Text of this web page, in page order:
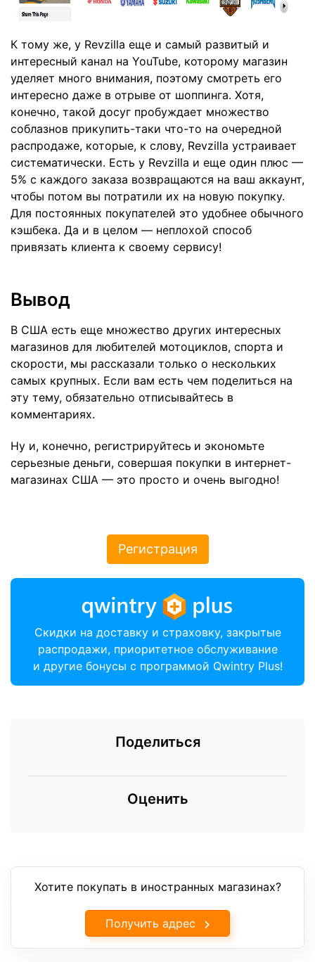
К тому же, у Revzilla еще и самый развитый и
интересный канал на YouTube, которому магазин
уделяет много внимания, поэтому смотреть его
интересно даже в отрыве от шоппинга. Хотя,
конечно, такой досуг пробуждает множество
соблазнов прикупить-таки что-то на очередной
распродаже, которые, к слову, Revzilla устраивает
систематически. Есть у Revzilla и еще один плюс —
5% с каждого заказа возвращаются на ваш аккаунт,
чтобы потом вы потратили их на новую покупку.
Для постоянных покупателей это удобнее обычного
кэшбека. Да и в целом — неплохой способ
привязать клиента к своему сервису!
Вывод
В США есть еще множество других интересных
магазинов для любителей мотоциклов, спорта и
скорости, мы рассказали только о нескольких
самых крупных. Если вам есть чем поделиться на
эту тему, обязательно отписывайтесь в
комментариях.
Ну и, конечно, регистрируйтесь и экономьте
серьезные деньги, совершая покупки в интернет-
магазинах США — это просто и очень выгодно!
Регистрация
Скидки на доставку и страховку, закрытые
распродажи, приоритетное обслуживание
и другие бонусы с программой Qwintry Plus!
Поделиться
Оценить
Хотите покупать в иностранных магазинах?
Получить адрес